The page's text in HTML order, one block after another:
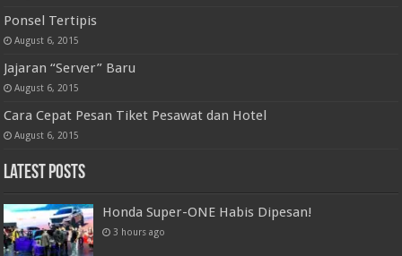
Ponsel Tertipis
August 6, 2015
Jajaran “Server” Baru
August 6, 2015
Cara Cepat Pesan Tiket Pesawat dan Hotel
August 6, 2015
Latest Posts
Honda Super-ONE Habis Dipesan!
3 hours ago